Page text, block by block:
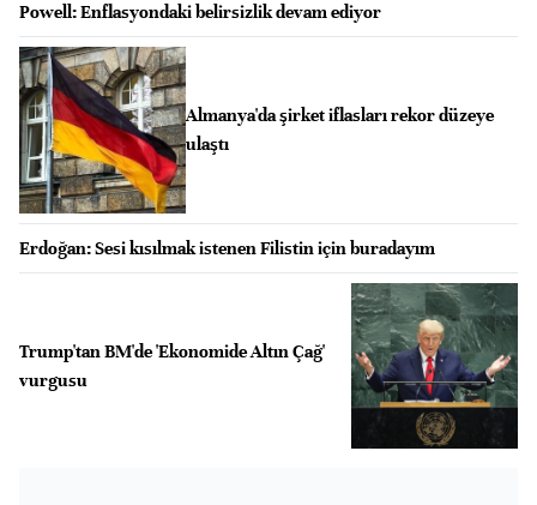
Powell: Enflasyondaki belirsizlik devam ediyor
Almanya'da şirket iflasları rekor düzeye
ulaştı
Erdoğan: Sesi kısılmak istenen Filistin için buradayım
Trump'tan BM'de 'Ekonomide Altın Çağ'
vurgusu